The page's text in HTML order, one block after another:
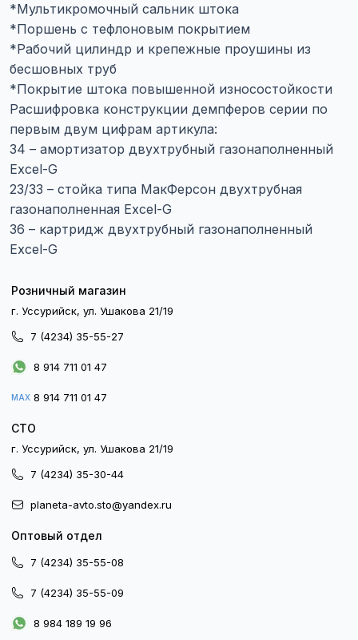
*Мультикромочный сальник штока
*Поршень с тефлоновым покрытием
*Рабочий цилиндр и крепежные проушины из
бесшовных труб
*Покрытие штока повышенной износостойкости
Расшифровка конструкции демпферов серии по
первым двум цифрам артикула:
34 – амортизатор двухтрубный газонаполненный
Excel-G
23/33 – стойка типа МакФерсон двухтрубная
газонаполненная Excel-G
36 – картридж двухтрубный газонаполненный
Excel-G
Розничный магазин
г. Уссурийск, ул. Ушакова 21/19
7 (4234) 35-55-27
8 914 711 01 47
MAX 8 914 711 01 47
СТО
г. Уссурийск, ул. Ушакова 21/19
7 (4234) 35-30-44
planeta-avto.sto@yandex.ru
Оптовый отдел
7 (4234) 35-55-08
7 (4234) 35-55-09
8 984 189 19 96